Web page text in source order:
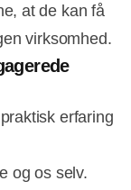
at de kan få
virksomhed.
erfaring
og os selv.